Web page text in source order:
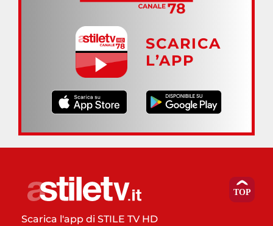
SCARICA
L’APP
Scarica l'app di STILE TV HD